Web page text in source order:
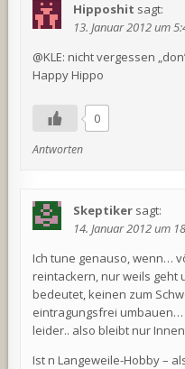
Hipposhit sagt:
13. Januar 2012 um
@KLE: nicht vergessen
Happy Hippo
0
Antworten
Skeptiker sagt:
14. Januar 2012 um
Ich tune genauso, wenn…
reintackern, nur weils geht
bedeutet, keinen zum
eintragungsfrei umbauen…
leider.. also bleibt nur
Ist n Langeweile-Hobby –